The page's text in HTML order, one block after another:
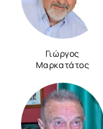
Γιώργος
Μαρκατάτος